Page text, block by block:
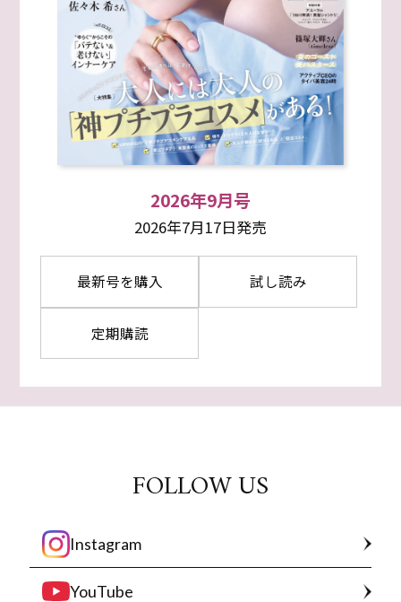
2026年9月号
2026年7月17日発売
最新号を購入 試し読み
定期購読
FOLLOW US
Instagram
YouTube